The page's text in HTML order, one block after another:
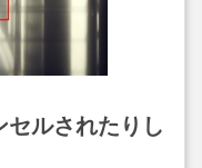
セルされたりし